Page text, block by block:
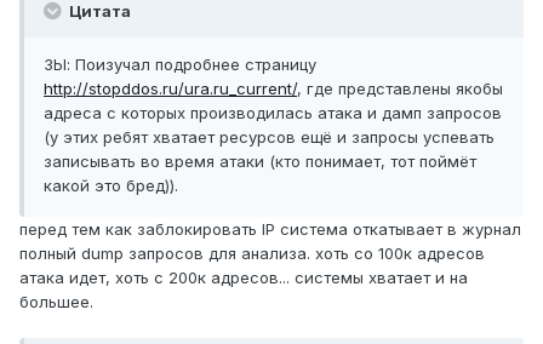
Цитата
ЗЫ: Поизучал подробнее страницу
http://stopddos.ru/ura.ru_current/, где представлены якобы
адреса с которых производилась атака и дамп запросов
(у этих ребят хватает ресурсов ещё и запросы успевать
записывать во время атаки (кто понимает, тот поймёт
какой это бред)).
перед тем как заблокировать IP система откатывает в журнал
полный dump запросов для анализа. хоть со 100к адресов
атака идет, хоть с 200к адресов... системы хватает и на
большее.